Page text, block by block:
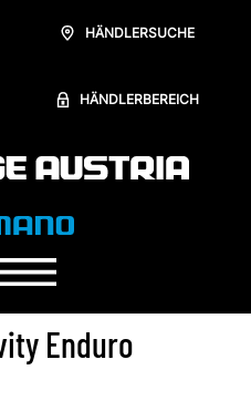
HÄNDLERSUCHE
HÄNDLERBEREICH
Enduro